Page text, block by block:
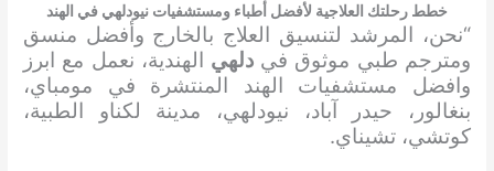
خطط رحلتك العلاجية لأفضل أطباء ومستشفيات نيودلهي في الهند
“نحن، المرشد لتنسيق العلاج بالخارج وأفضل منسق
ومترجم طبي موثوق في دلهي الهندية، نعمل مع ابرز
وافضل مستشفيات الهند المنتشرة في مومباي،
بنغالور، حيدر آباد، نيودلهي، مدينة لكناو الطبية،
كوتشي، تشيناي.